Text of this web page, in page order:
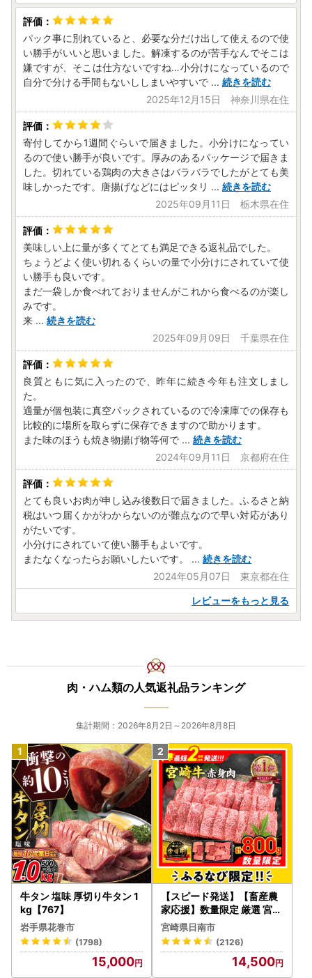
パック事に別れていると、必要な分だけ出して使えるので使
い勝手がいいと思いました。解凍するのが苦手なんでそこは
嫌ですが、そこは仕方ないですね…小分けになっているので
自分で分ける手間もないししまいやすいで ... 続きを読む
2025年12月15日 神奈川県在住
寄付してから1週間ぐらいで届きました。小分けになってい
るので使い勝手が良いです。厚みのあるパッケージで届きま
した。切れている鶏肉の大きさはバラバラでしたがとても美
味しかったです。唐揚げなどにはピッタリ ... 続きを読む
2025年09月11日 栃木県在住
美味しい上に量が多くてとても満足できる返礼品でした。
ちょうどよく使い切れるくらいの量で小分けにされていて使
い勝手も良いです。
まだ一袋しか食べれておりませんがこれから食べるのが楽し
みです。
来 ... 続きを読む
2025年09月09日 千葉県在住
良質ともに気に入ったので、昨年に続き今年も注文しまし
た。
適量が個包装に真空パックされているので冷凍庫での保存も
比較的に場所を取らずに保存できますので助かります。
また味のほうも焼き物揚げ物等何で ... 続きを読む
2024年09月11日 京都府在住
とても良いお肉が申し込み後数日で届きました。ふるさと納
税はいつ届くかがわからないのが難点なので早い対応があり
がたいです。
小分けにされていて使い勝手もよいです。
またなくなったらお願いしたいです。
... 続きを読む
2024年05月07日 東京都在住
レビューをもっと見る
肉・ハム類の人気返礼品ランキング
集計期間：2026年8月2日～2026年8月8日
牛タン 塩味 厚切り牛タン 1
kg【767】
岩手県花巻市
(1798)
15,000
【スピード発送】【畜産農
家応援】数量限定 厳選 宮崎
牛 赤身 焼肉 計800g FN-Li
mited-PR_BDV5-26-2W
宮崎県日南市
(2126)
14,500